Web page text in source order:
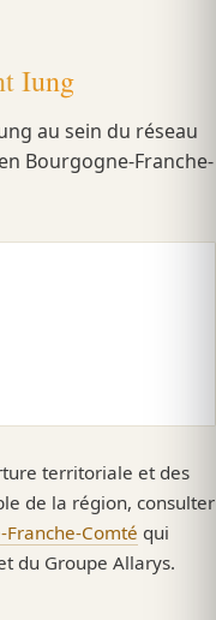
Iung
au sein du réseau
Bourgogne-Franche-
territoriale et des
de la région, consulter
Comté qui
du Groupe Allarys.